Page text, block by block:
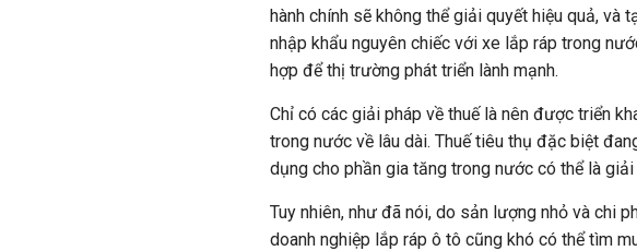
hành chính sẽ không thể giải quyết hiệu quả, và
nhập khẩu nguyên chiếc với xe lắp ráp trong
hợp để thị trường phát triển lành mạnh.
Chỉ có các giải pháp về thuế là nên được triển
trong nước về lâu dài. Thuế tiêu thụ đặc biệt
dụng cho phần gia tăng trong nước có thể là giải
Tuy nhiên, như đã nói, do sản lượng nhỏ và chi
doanh nghiệp lắp ráp ô tô cũng khó có thể tìm